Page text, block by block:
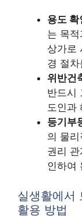
용도 확
는 목
상가로
경 절
위반건
반드시
도인과
등기부
의 물
권리
인하여
실생활에서
활용 방법